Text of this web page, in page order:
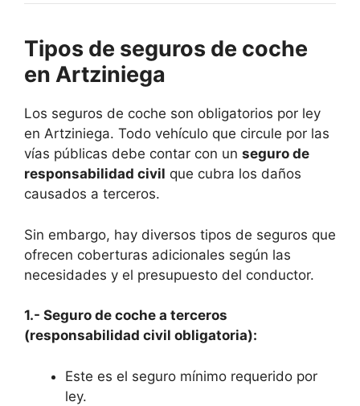
Tipos de seguros de coche
en Artziniega
Los seguros de coche son obligatorios por ley
en Artziniega. Todo vehículo que circule por las
vías públicas debe contar con un seguro de
responsabilidad civil que cubra los daños
causados a terceros.
Sin embargo, hay diversos tipos de seguros que
ofrecen coberturas adicionales según las
necesidades y el presupuesto del conductor.
1.- Seguro de coche a terceros
(responsabilidad civil obligatoria):
Este es el seguro mínimo requerido por
ley.